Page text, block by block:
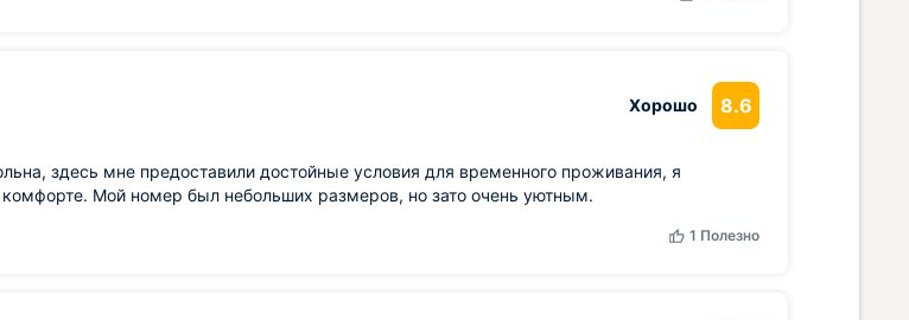
Хорошо 8.6
здесь мне предоставили достойные условия для временного проживания, я
комфорте. Мой номер был небольших размеров, но зато очень уютным.
1 Полезно